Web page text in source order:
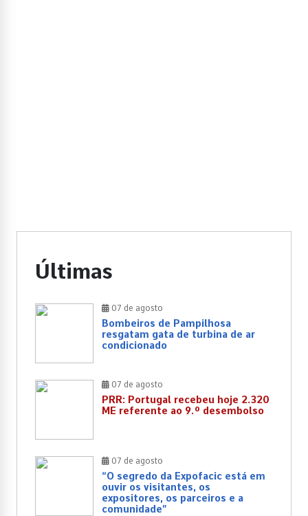
Últimas
07 de agosto
Bombeiros de Pampilhosa
resgatam gata de turbina de ar
condicionado
07 de agosto
PRR: Portugal recebeu hoje 2.320
ME referente ao 9.º desembolso
07 de agosto
“O segredo da Expofacic está em
ouvir os visitantes, os
expositores, os parceiros e a
comunidade”